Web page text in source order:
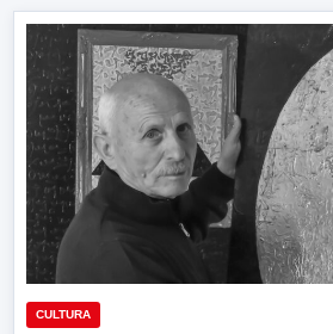
CULTURA